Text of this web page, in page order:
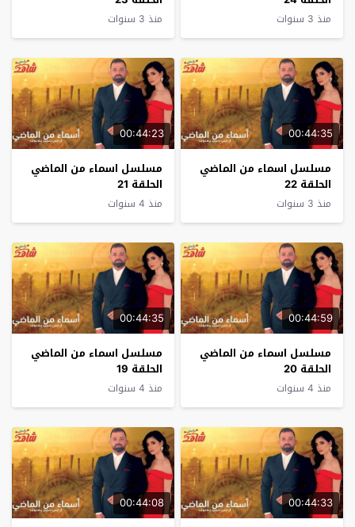
منذ 3 سنوات منذ 3 سنوات
00:44:35
مسلسل اسماء من الماضي
الحلقة 22
منذ 3 سنوات
00:44:23
مسلسل اسماء من الماضي
الحلقة 21
منذ 4 سنوات
00:44:59
مسلسل اسماء من الماضي
الحلقة 20
منذ 4 سنوات
00:44:35
مسلسل اسماء من الماضي
الحلقة 19
منذ 4 سنوات
00:44:33
00:44:08